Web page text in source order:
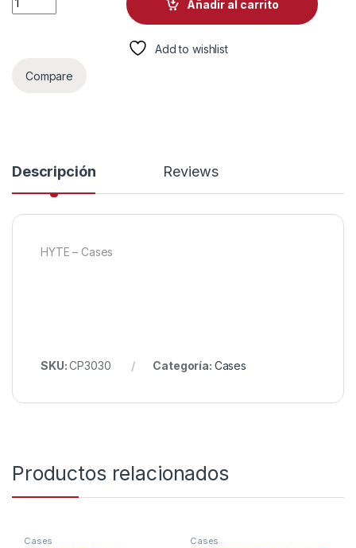
Añadir al carrito
Add to wishlist
Compare
Descripción Reviews
HYTE – Cases
SKU:CP3030 Categoría: Cases
Productos relacionados
Cases Cases